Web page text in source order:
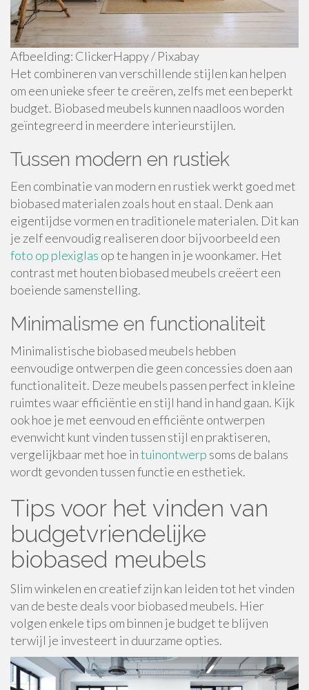
Afbeelding: ClickerHappy / Pixabay
Het combineren van verschillende stijlen kan helpen
om een unieke sfeer te creëren, zelfs met een beperkt
budget. Biobased meubels kunnen naadloos worden
geïntegreerd in meerdere interieurstijlen.
Tussen modern en rustiek
Een combinatie van modern en rustiek werkt goed met
biobased materialen zoals hout en staal. Denk aan
eigentijdse vormen en traditionele materialen. Dit kan
je zelf eenvoudig realiseren door bijvoorbeeld een
foto op plexiglas op te hangen in je woonkamer. Het
contrast met houten biobased meubels creëert een
boeiende samenstelling.
Minimalisme en functionaliteit
Minimalistische biobased meubels hebben
eenvoudige ontwerpen die geen concessies doen aan
functionaliteit. Deze meubels passen perfect in kleine
ruimtes waar efficiëntie en stijl hand in hand gaan. Kijk
ook hoe je met eenvoud en efficiënte ontwerpen
evenwicht kunt vinden tussen stijl en praktiseren,
vergelijkbaar met hoe intuinontwerp soms de balans
wordt gevonden tussen functie en esthetiek.
Tips voor het vinden van
budgetvriendelijke
biobased meubels
Slim winkelen en creatief zijn kan leiden tot het vinden
van de beste deals voor biobased meubels. Hier
volgen enkele tips om binnen je budget te blijven
terwijl je investeert in duurzame opties.